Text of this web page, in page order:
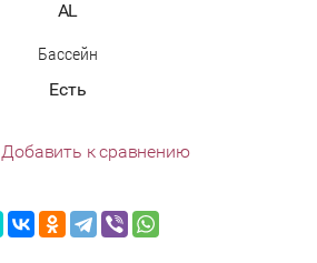
AL
Бассейн
Есть
Добавить к сравнению